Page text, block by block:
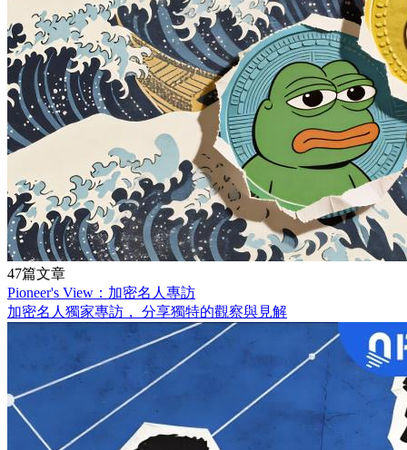
47篇文章
Pioneer's View：加密名人專訪
加密名人獨家專訪， 分享獨特的觀察與見解